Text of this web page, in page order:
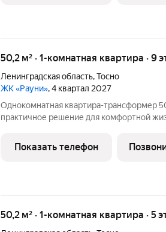
50,2 м² · 1-комнатная квартира · 9
Ленинградская область,Тосно
ЖК «Рауни», 4 квартал 2027
Однокомнатная квартира-трансформер
практичное решение для комфортной
разные сценарии жизни: выделить
или детскую с
Показать телефон
50,2 м² · 1-комнатная квартира · 5